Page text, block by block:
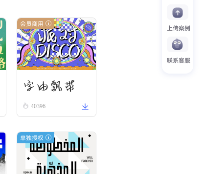
上传案例
联系客服
会员商用
字由飘带
40396
单独授权